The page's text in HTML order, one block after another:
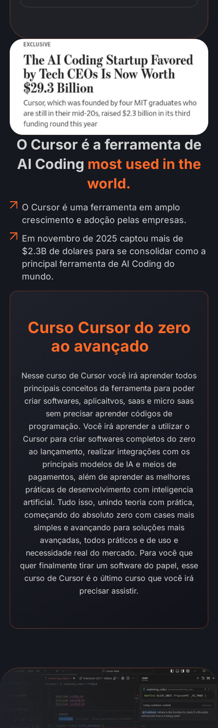
O Cursor é a ferramenta de
AI Coding most used in the
world.
O Cursor é uma ferramenta em amplo
crescimento e adoção pelas empresas.
Em novembro de 2025 captou mais de
$2.3B de dolares para se consolidar como a
principal ferramenta de AI Coding do
mundo.
Curso Cursor do zero
ao avançado
Nesse curso de Cursor você irá aprender todos
principais conceitos da ferramenta para poder
criar softwares, aplicaitvos, saas e micro saas
sem precisar aprender códigos de
programação. Você irá aprender a utilizar o
Cursor para criar softwares completos do zero
ao lançamento, realizar integrações com os
principais modelos de IA e meios de
pagamentos, além de aprender as melhores
práticas de desenvolvimento com inteligencia
artificial. Tudo isso, unindo teoria com prática,
começando do absoluto zero com cases mais
simples e avançando para soluções mais
avançadas, todos práticos e de uso e
necessidade real do mercado. Para você que
quer finalmente tirar um software do papel, esse
curso de Cursor é o último curso que você irá
precisar assistir.